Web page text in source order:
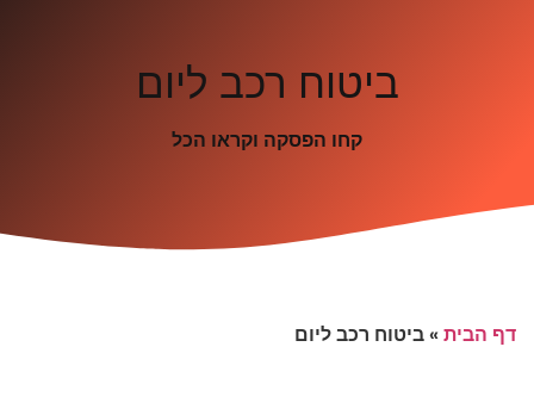
ביטוח רכב ליום
קחו הפסקה וקראו הכל
דף הבית»ביטוח רכב ליום